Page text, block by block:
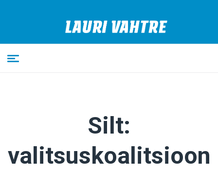
Silt:
valitsuskoalitsioon